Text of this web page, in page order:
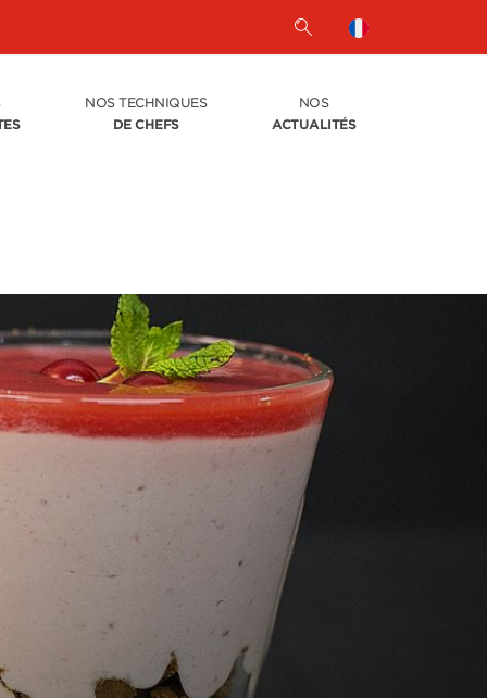
NOS TECHNIQUES
DE CHEFS
NOS
ACTUALITÉS